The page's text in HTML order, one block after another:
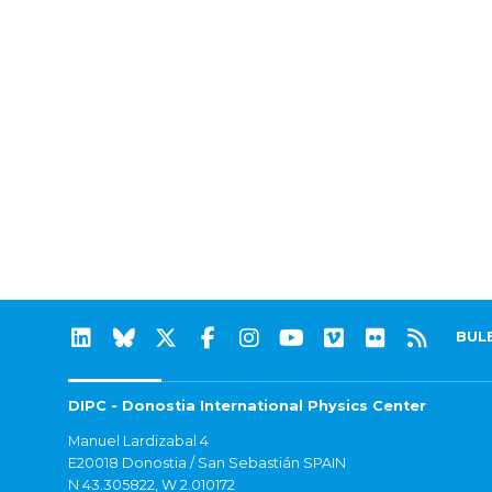
DIPC - Donostia International Physics Center
Manuel Lardizabal 4
E20018 Donostia / San Sebastián SPAIN
N 43.305822, W 2.010172